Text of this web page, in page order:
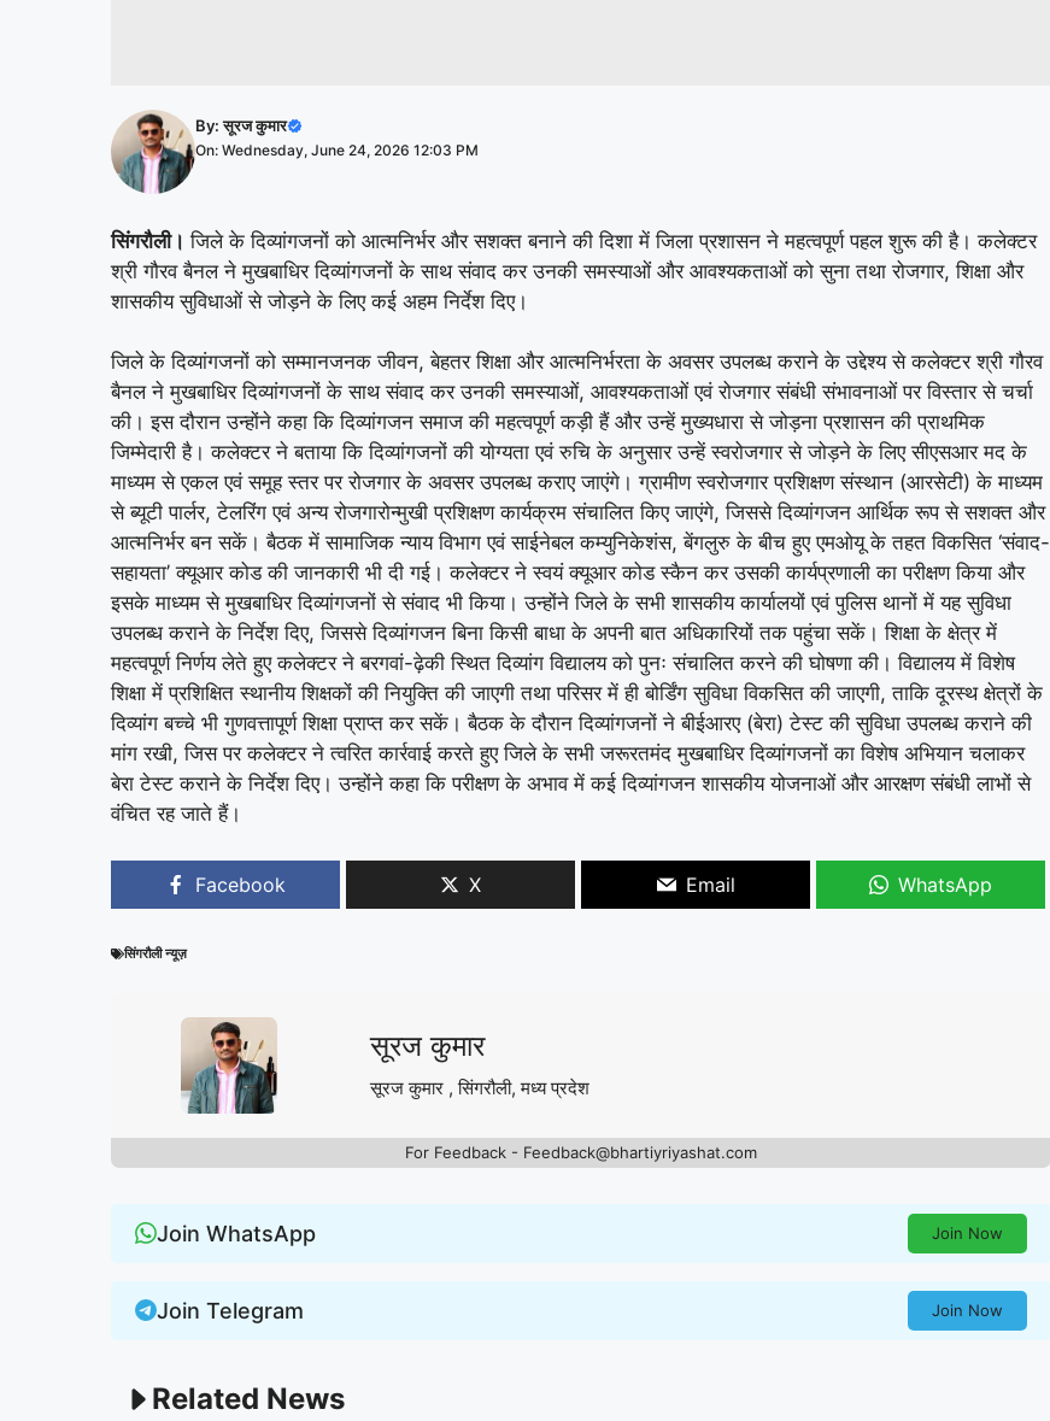
By:सूरज कुमार
On: Wednesday, June 24, 2026 12:03 PM
सिंगरौली। जिले के दिव्यांगजनों को आत्मनिर्भर और सशक्त बनाने की दिशा में जिला प्रशासन ने महत्वपूर्ण पहल शुरू की है। कलेक्टर
श्री गौरव बैनल ने मुखबाधिर दिव्यांगजनों के साथ संवाद कर उनकी समस्याओं और आवश्यकताओं को सुना तथा रोजगार, शिक्षा और
शासकीय सुविधाओं से जोड़ने के लिए कई अहम निर्देश दिए।
जिले के दिव्यांगजनों को सम्मानजनक जीवन, बेहतर शिक्षा और आत्मनिर्भरता के अवसर उपलब्ध कराने के उद्देश्य से कलेक्टर श्री गौरव
बैनल ने मुखबाधिर दिव्यांगजनों के साथ संवाद कर उनकी समस्याओं, आवश्यकताओं एवं रोजगार संबंधी संभावनाओं पर विस्तार से चर्चा
की। इस दौरान उन्होंने कहा कि दिव्यांगजन समाज की महत्वपूर्ण कड़ी हैं और उन्हें मुख्यधारा से जोड़ना प्रशासन की प्राथमिक
जिम्मेदारी है। कलेक्टर ने बताया कि दिव्यांगजनों की योग्यता एवं रुचि के अनुसार उन्हें स्वरोजगार से जोड़ने के लिए सीएसआर मद के
माध्यम से एकल एवं समूह स्तर पर रोजगार के अवसर उपलब्ध कराए जाएंगे। ग्रामीण स्वरोजगार प्रशिक्षण संस्थान (आरसेटी) के माध्यम
से ब्यूटी पार्लर, टेलरिंग एवं अन्य रोजगारोन्मुखी प्रशिक्षण कार्यक्रम संचालित किए जाएंगे, जिससे दिव्यांगजन आर्थिक रूप से सशक्त और
आत्मनिर्भर बन सकें। बैठक में सामाजिक न्याय विभाग एवं साईनेबल कम्युनिकेशंस, बेंगलुरु के बीच हुए एमओयू के तहत विकसित ‘संवाद-
सहायता’ क्यूआर कोड की जानकारी भी दी गई। कलेक्टर ने स्वयं क्यूआर कोड स्कैन कर उसकी कार्यप्रणाली का परीक्षण किया और
इसके माध्यम से मुखबाधिर दिव्यांगजनों से संवाद भी किया। उन्होंने जिले के सभी शासकीय कार्यालयों एवं पुलिस थानों में यह सुविधा
उपलब्ध कराने के निर्देश दिए, जिससे दिव्यांगजन बिना किसी बाधा के अपनी बात अधिकारियों तक पहुंचा सकें। शिक्षा के क्षेत्र में
महत्वपूर्ण निर्णय लेते हुए कलेक्टर ने बरगवां-ढ़ेकी स्थित दिव्यांग विद्यालय को पुनः संचालित करने की घोषणा की। विद्यालय में विशेष
शिक्षा में प्रशिक्षित स्थानीय शिक्षकों की नियुक्ति की जाएगी तथा परिसर में ही बोर्डिंग सुविधा विकसित की जाएगी, ताकि दूरस्थ क्षेत्रों के
दिव्यांग बच्चे भी गुणवत्तापूर्ण शिक्षा प्राप्त कर सकें। बैठक के दौरान दिव्यांगजनों ने बीईआरए (बेरा) टेस्ट की सुविधा उपलब्ध कराने की
मांग रखी, जिस पर कलेक्टर ने त्वरित कार्रवाई करते हुए जिले के सभी जरूरतमंद मुखबाधिर दिव्यांगजनों का विशेष अभियान चलाकर
बेरा टेस्ट कराने के निर्देश दिए। उन्होंने कहा कि परीक्षण के अभाव में कई दिव्यांगजन शासकीय योजनाओं और आरक्षण संबंधी लाभों से
वंचित रह जाते हैं।
Facebook X Email WhatsApp
सिंगरौली न्यूज़
सूरज कुमार
सूरज कुमार , सिंगरौली, मध्य प्रदेश
For Feedback - Feedback@bhartiyriyashat.com
Join WhatsApp Join Now
Join Telegram Join Now
Related News